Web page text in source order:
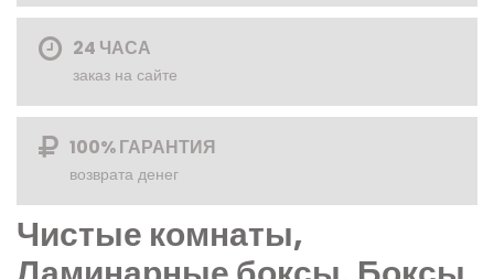
24 ЧАСА
заказ на сайте
100% ГАРАНТИЯ
возврата денег
Чистые комнаты,